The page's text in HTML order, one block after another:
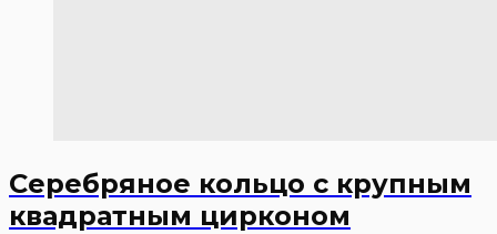
Серебряное кольцо с крупным
квадратным цирконом